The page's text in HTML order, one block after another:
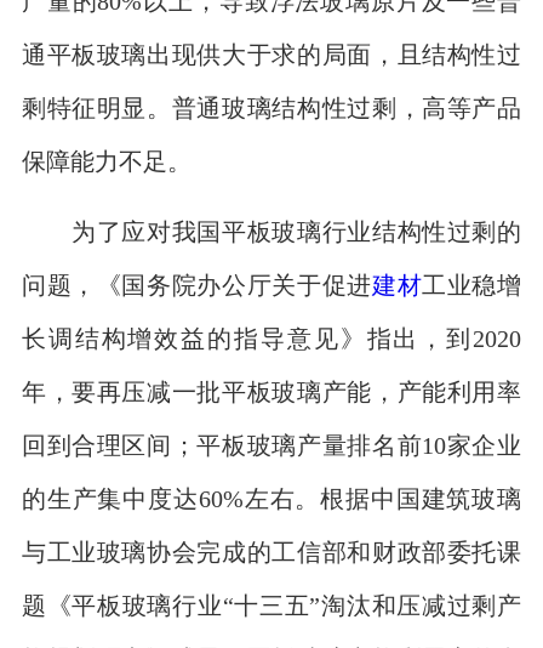
通平板玻璃出现供大于求的局面，且结构性过
剩特征明显。普通玻璃结构性过剩，高等产品
保障能力不足。
为了应对我国平板玻璃行业结构性过剩的
问题，《国务院办公厅关于促进建材工业稳增
长调结构增效益的指导意见》指出，到2020
年，要再压减一批平板玻璃产能，产能利用率
回到合理区间；平板玻璃产量排名前10家企业
的生产集中度达60%左右。根据中国建筑玻璃
与工业玻璃协会完成的工信部和财政部委托课
题《平板玻璃行业“十三五”淘汰和压减过剩产